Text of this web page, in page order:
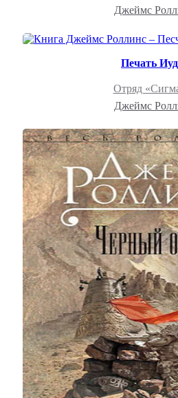
Джеймс
Печать
Отряд
Джеймс